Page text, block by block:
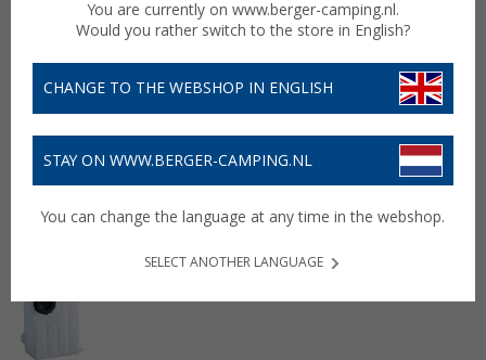
You are currently on www.berger-camping.nl.
Would you rather switch to the store in English?
CHANGE TO THE WEBSHOP IN ENGLISH
STAY ON WWW.BERGER-CAMPING.NL
You can change the language at any time in the webshop.
SELECT ANOTHER LANGUAGE